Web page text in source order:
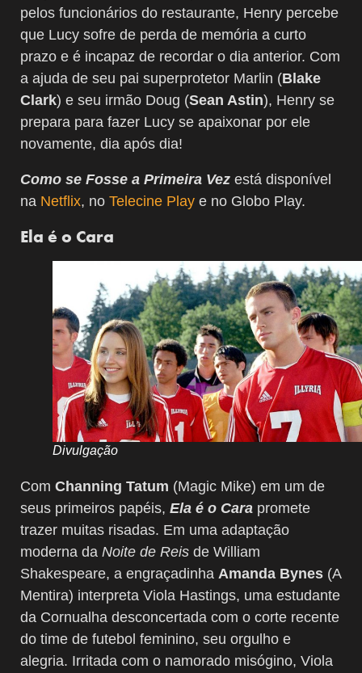
pelos funcionários do restaurante, Henry percebe
que Lucy sofre de perda de memória a curto
prazo e é incapaz de recordar o dia anterior. Com
a ajuda de seu pai superprotetor Marlin (Blake
Clark) e seu irmão Doug (Sean Astin), Henry se
prepara para fazer Lucy se apaixonar por ele
novamente, dia após dia!
Como se Fosse a Primeira Vez está disponível
na Netflix, no Telecine Play e no Globo Play.
Ela é o Cara
Divulgação
Com Channing Tatum (Magic Mike) em um de
seus primeiros papéis, Ela é o Cara promete
trazer muitas risadas. Em uma adaptação
moderna da Noite de Reis de William
Shakespeare, a engraçadinha Amanda Bynes (A
Mentira) interpreta Viola Hastings, uma estudante
da Cornualha desconcertada com o corte recente
do time de futebol feminino, seu orgulho e
alegria. Irritada com o namorado misógino, Viola